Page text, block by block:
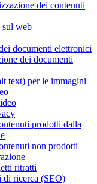
dei contenuti
sul web
documenti elettronici
dei documenti
text) per le immagini
prodotti dalla
non prodotti
ritratti
di ricerca (SEO)